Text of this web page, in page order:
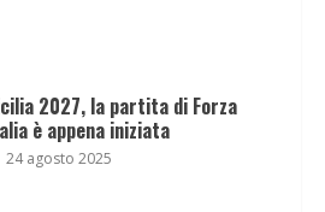
2027, la partita di Forza
è appena iniziata
24 agosto 2025